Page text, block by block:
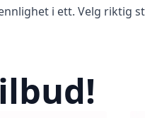
i ett. Velg riktig